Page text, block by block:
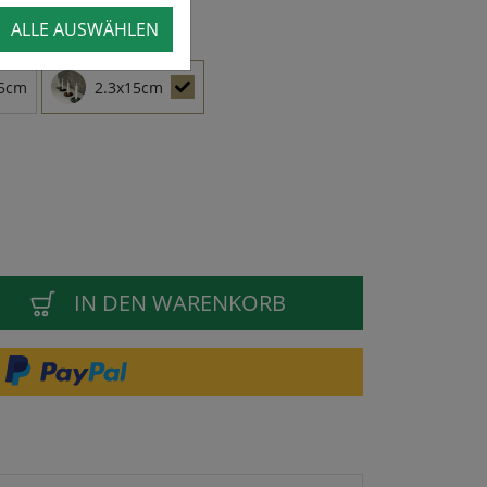
2.3x15cm
IN DEN WARENKORB
ALLE AUSWÄHLEN